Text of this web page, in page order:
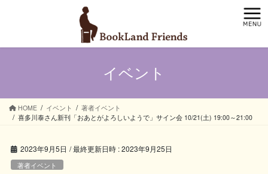
イベント
HOME イベント
著者イベント
喜多川泰さん新刊「おあとがよろしいようで」サイン会 10/21(土) 19:00～21:00
2023年9月5日 / 最終更新日時 :2023年9月25日
著者イベント